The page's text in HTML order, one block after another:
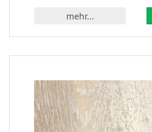
mehr...